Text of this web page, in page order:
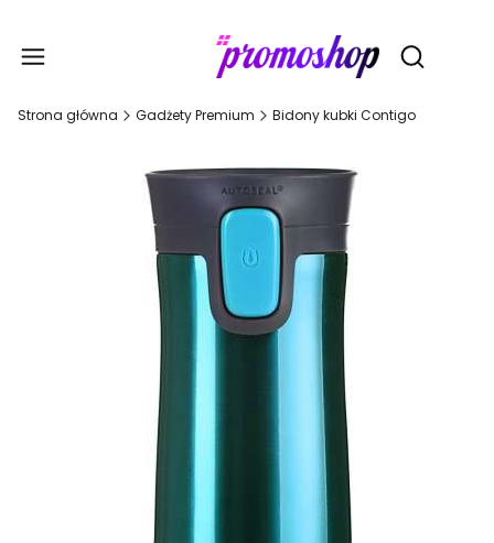
Otwórz
Strona główna Gadżety Premium Bidony kubki Contigo